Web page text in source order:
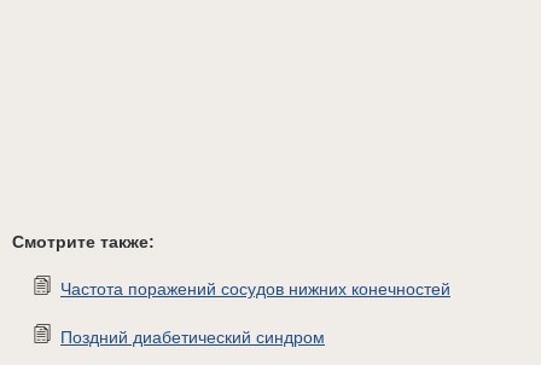
Смотрите также:
Частота поражений сосудов нижних конечностей
Поздний диабетический синдром